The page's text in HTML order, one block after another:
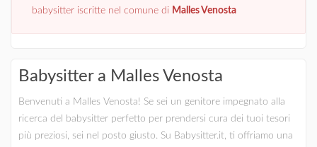
babysitter iscritte nel comune di Malles Venosta
Babysitter a Malles Venosta
Benvenuti a Malles Venosta! Se sei un genitore impegnato alla
ricerca del babysitter perfetto per prendersi cura dei tuoi tesori
più preziosi, sei nel posto giusto. Su Babysitter.it, ti offriamo una